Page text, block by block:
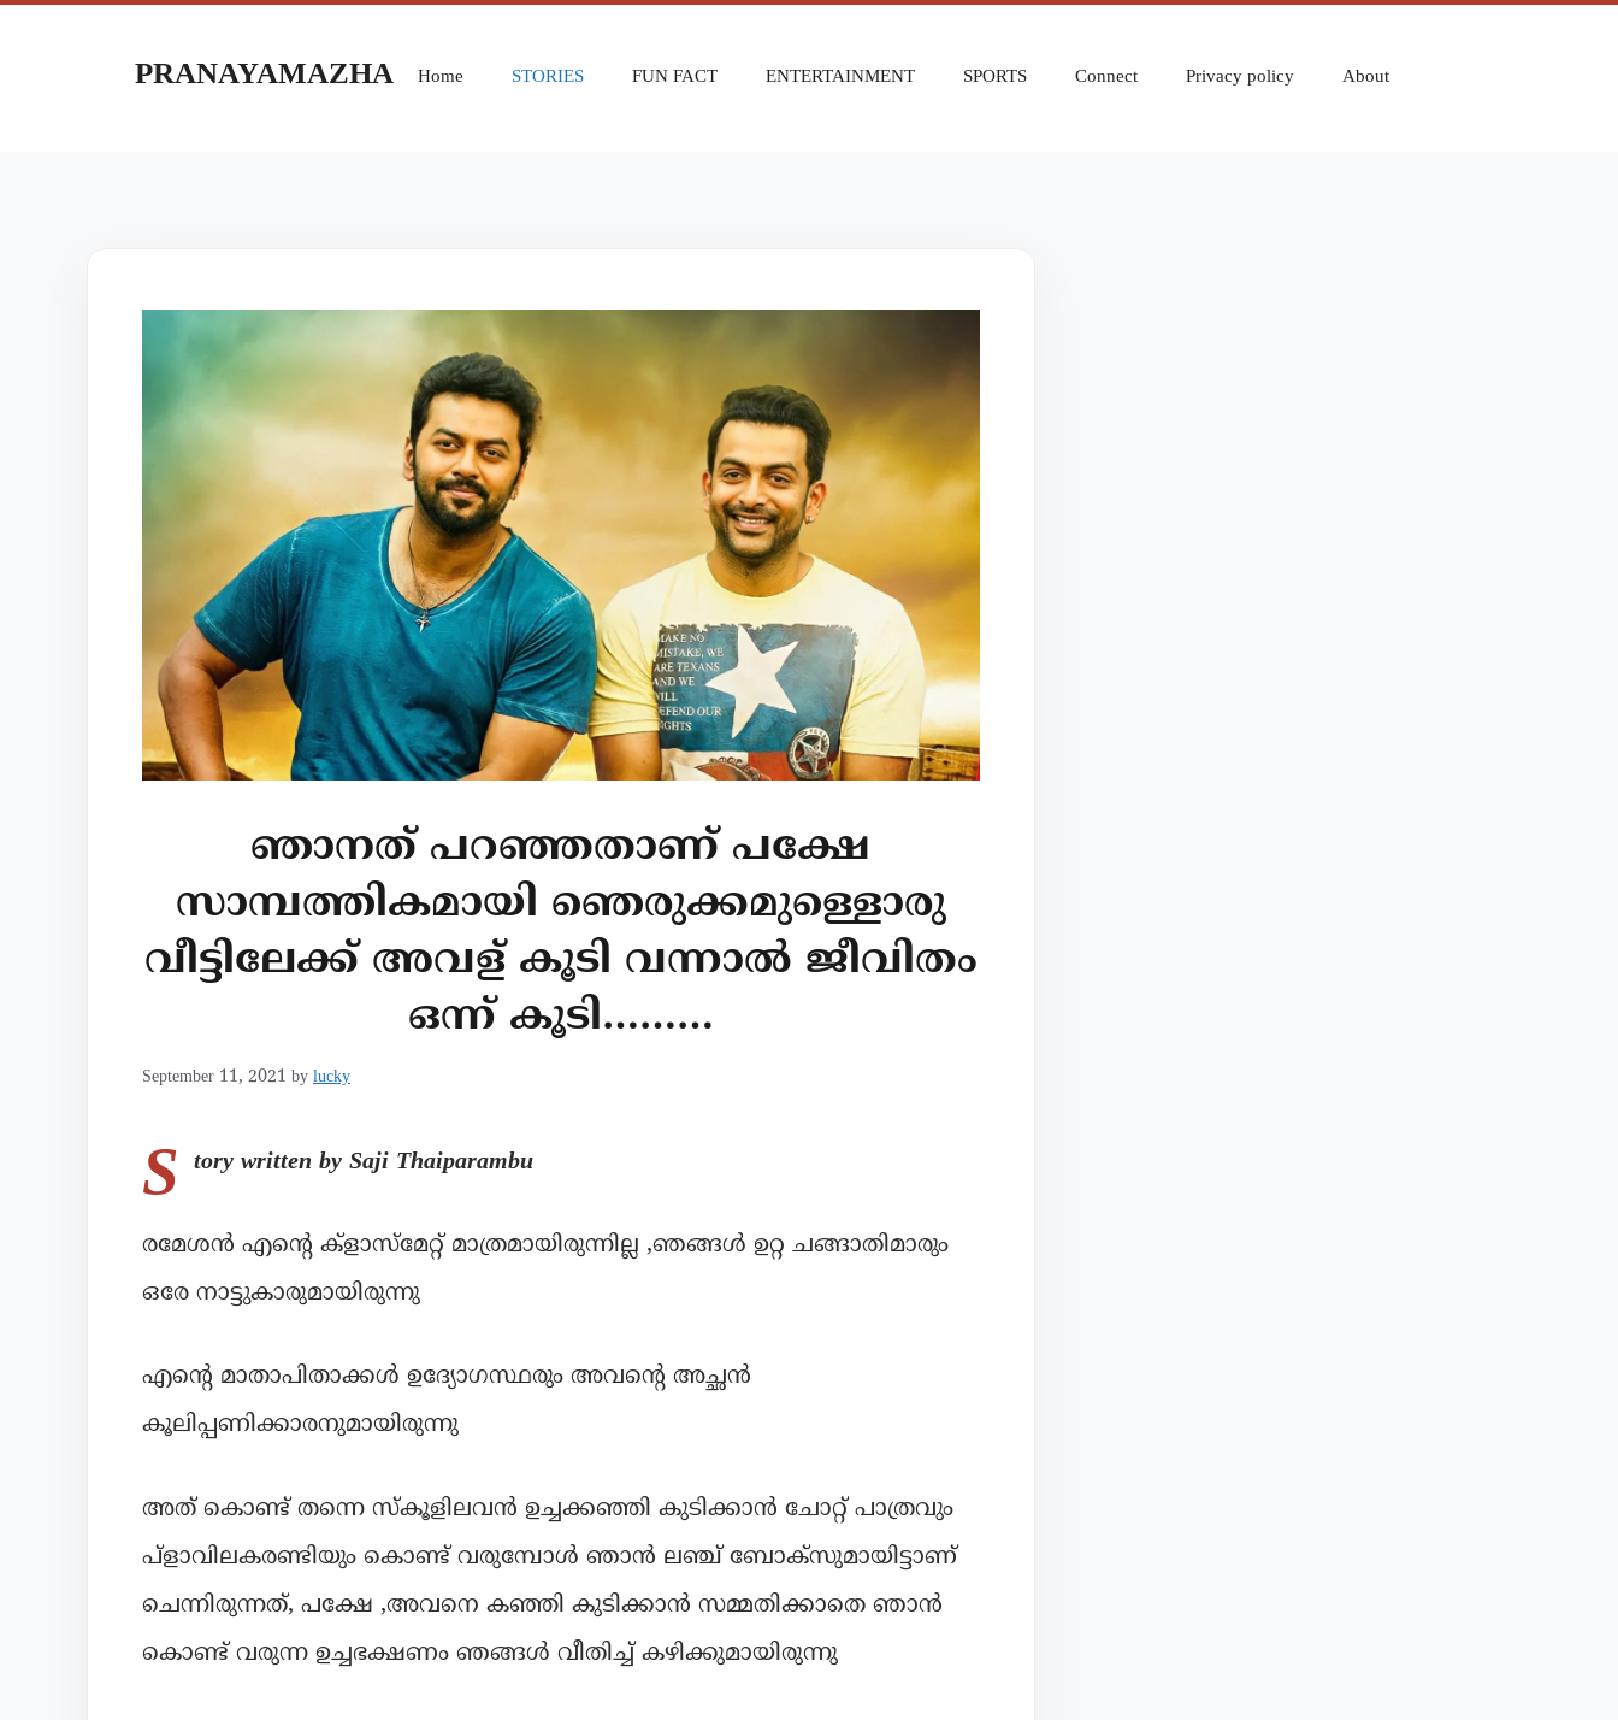
PRANAYAMAZHA Home STORIES FUN FACT ENTERTAINMENT SPORTS Connect Privacy policy About
ഞാനത് പറഞ്ഞതാണ് പക്ഷേ
സാമ്പത്തികമായി ഞെരുക്കമുള്ളൊരു
വീട്ടിലേക്ക് അവള് കൂടി വന്നാൽ ജീവിതം
ഒന്ന് കൂടി………
September 11, 2021 by lucky
S tory written by Saji Thaiparambu
രമേശൻ എൻ്റെ ക്ളാസ്മേറ്റ് മാത്രമായിരുന്നില്ല ,ഞങ്ങൾ ഉറ്റ ചങ്ങാതിമാരും
ഒരേ നാട്ടുകാരുമായിരുന്നു
എൻ്റെ മാതാപിതാക്കൾ ഉദ്യോഗസ്ഥരും അവൻ്റെ അച്ഛൻ
കൂലിപ്പണിക്കാരനുമായിരുന്നു
അത് കൊണ്ട് തന്നെ സ്കൂളിലവൻ ഉച്ചക്കഞ്ഞി കുടിക്കാൻ ചോറ്റ് പാത്രവും
പ്ളാവിലകരണ്ടിയും കൊണ്ട് വരുമ്പോൾ ഞാൻ ലഞ്ച് ബോക്സുമായിട്ടാണ്
ചെന്നിരുന്നത്, പക്ഷേ ,അവനെ കഞ്ഞി കുടിക്കാൻ സമ്മതിക്കാതെ ഞാൻ
കൊണ്ട് വരുന്ന ഉച്ചഭക്ഷണം ഞങ്ങൾ വീതിച്ച് കഴിക്കുമായിരുന്നു